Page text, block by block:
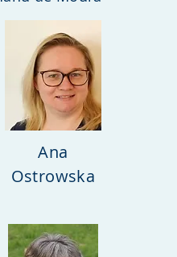
Ana
Ostrowska